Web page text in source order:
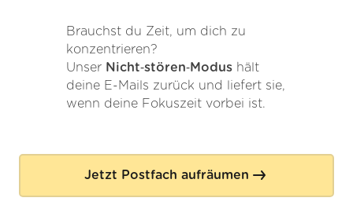
Brauchst du Zeit, um dich zu
konzentrieren?
Unser Nicht‑stören‑Modus hält
deine E-Mails zurück und liefert sie,
wenn deine Fokuszeit vorbei ist.
Jetzt Postfach aufräumen